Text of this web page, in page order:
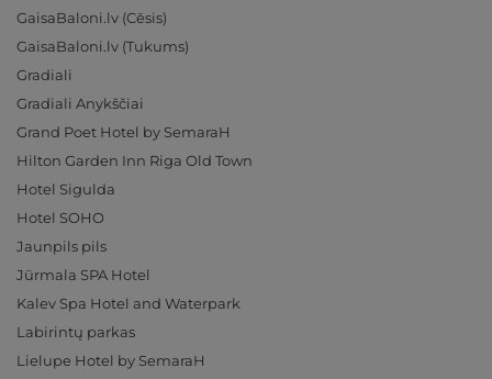
GaisaBaloni.lv (Cēsis)
GaisaBaloni.lv (Tukums)
Gradiali
Gradiali Anykščiai
Grand Poet Hotel by SemaraH
Hilton Garden Inn Riga Old Town
Hotel Sigulda
Hotel SOHO
Jaunpils pils
Jūrmala SPA Hotel
Kalev Spa Hotel and Waterpark
Labirintų parkas
Lielupe Hotel by SemaraH